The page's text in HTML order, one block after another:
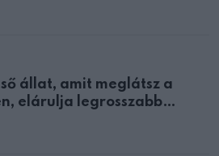
állat, amit meglátsz a
elárulja legrosszabb